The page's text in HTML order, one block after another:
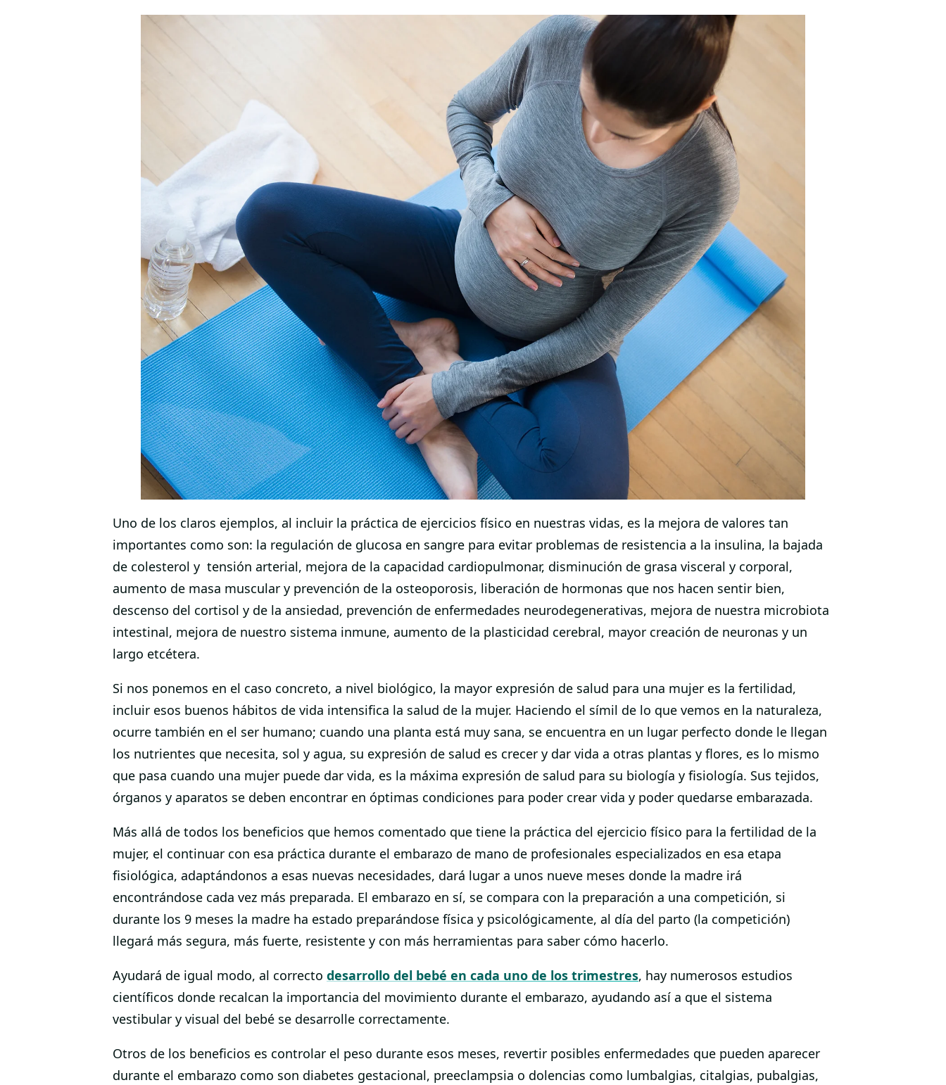
Uno de los claros ejemplos, al incluir la práctica de ejercicios físico en nuestras vidas, es la mejora de valores tan
importantes como son: la regulación de glucosa en sangre para evitar problemas de resistencia a la insulina, la bajada
de colesterol y tensión arterial, mejora de la capacidad cardiopulmonar, disminución de grasa visceral y corporal,
aumento de masa muscular y prevención de la osteoporosis, liberación de hormonas que nos hacen sentir bien,
descenso del cortisol y de la ansiedad, prevención de enfermedades neurodegenerativas, mejora de nuestra microbiota
intestinal, mejora de nuestro sistema inmune, aumento de la plasticidad cerebral, mayor creación de neuronas y un
largo etcétera.
Si nos ponemos en el caso concreto, a nivel biológico, la mayor expresión de salud para una mujer es la fertilidad,
incluir esos buenos hábitos de vida intensifica la salud de la mujer. Haciendo el símil de lo que vemos en la naturaleza,
ocurre también en el ser humano; cuando una planta está muy sana, se encuentra en un lugar perfecto donde le llegan
los nutrientes que necesita, sol y agua, su expresión de salud es crecer y dar vida a otras plantas y flores, es lo mismo
que pasa cuando una mujer puede dar vida, es la máxima expresión de salud para su biología y fisiología. Sus tejidos,
órganos y aparatos se deben encontrar en óptimas condiciones para poder crear vida y poder quedarse embarazada.
Más allá de todos los beneficios que hemos comentado que tiene la práctica del ejercicio físico para la fertilidad de la
mujer, el continuar con esa práctica durante el embarazo de mano de profesionales especializados en esa etapa
fisiológica, adaptándonos a esas nuevas necesidades, dará lugar a unos nueve meses donde la madre irá
encontrándose cada vez más preparada. El embarazo en sí, se compara con la preparación a una competición, si
durante los 9 meses la madre ha estado preparándose física y psicológicamente, al día del parto (la competición)
llegará más segura, más fuerte, resistente y con más herramientas para saber cómo hacerlo.
Ayudará de igual modo, al correcto desarrollo del bebé en cada uno de los trimestres, hay numerosos estudios
científicos donde recalcan la importancia del movimiento durante el embarazo, ayudando así a que el sistema
vestibular y visual del bebé se desarrolle correctamente.
Otros de los beneficios es controlar el peso durante esos meses, revertir posibles enfermedades que pueden aparecer
durante el embarazo como son diabetes gestacional, preeclampsia o dolencias como lumbalgias, citalgias, pubalgias,